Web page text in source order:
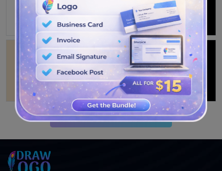
WEITERE DESIGNS ANSEHEN